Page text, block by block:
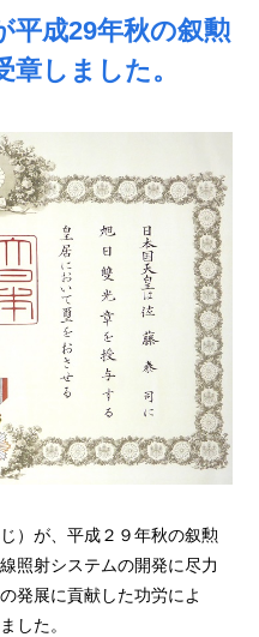
成29年秋の叙勲
章しました。
）が、平成２９年秋の叙勲
照射システムの開発に尽力
発展に貢献した功労によ
した。